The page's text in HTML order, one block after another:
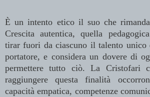
È un intento etico il suo che
Crescita autentica, quella
tirar fuori da ciascuno il talento unico
portatore, e considera un dovere di
permettere tutto ciò. La Cristofari
raggiungere questa finalità
capacità empatica, competenze